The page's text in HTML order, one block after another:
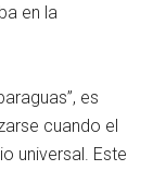
en la
es
cuando el
universal. Este